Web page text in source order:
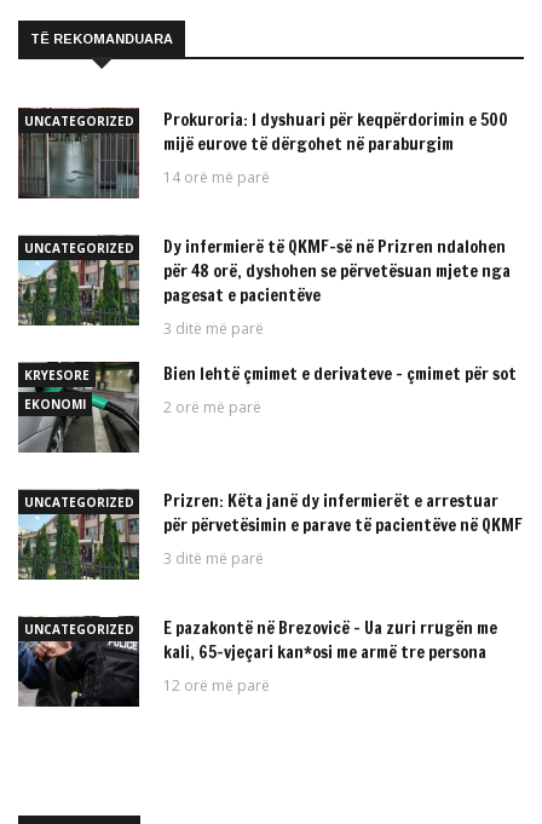
TË REKOMANDUARA
UNCATEGORIZED
Prokuroria: I dyshuari për keqpërdorimin e 500
mijë eurove të dërgohet në paraburgim
14 orë më parë
UNCATEGORIZED
Dy infermierë të QKMF-së në Prizren ndalohen
për 48 orë, dyshohen se përvetësuan mjete nga
pagesat e pacientëve
3 ditë më parë
KRYESORE
EKONOMI
Bien lehtë çmimet e derivateve – çmimet për sot
2 orë më parë
UNCATEGORIZED
Prizren: Këta janë dy infermierët e arrestuar
për përvetësimin e parave të pacientëve në QKMF
3 ditë më parë
UNCATEGORIZED
E pazakontë në Brezovicë – Ua zuri rrugën me
kali, 65-vjeçari kan*osi me armë tre persona
12 orë më parë